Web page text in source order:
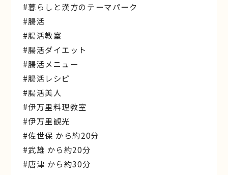
#暮らしと漢方のテーマパーク
#腸活
#腸活教室
#腸活ダイエット
#腸活メニュー
#腸活レシピ
#腸活美人
#伊万里料理教室
#伊万里観光
#佐世保 から約20分
#武雄 から約20分
#唐津 から約30分